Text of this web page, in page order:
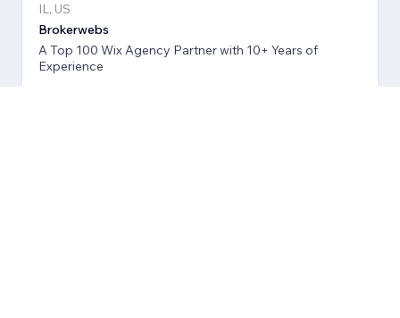
IL, US
Brokerwebs
A Top 100 Wix Agency Partner with 10+ Years of
Experience